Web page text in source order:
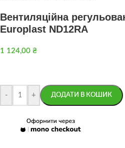
Вентиляційна
Europlast ND12RA
1 124,00 ₴
- + ДОДАТИ В КОШИК